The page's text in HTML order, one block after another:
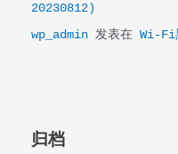
20230812)
wp_admin发表在 Wi-Fi
归档